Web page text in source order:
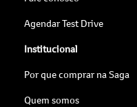
Agendar Test Drive
Institucional
Por que comprar na Saga
Quem somos